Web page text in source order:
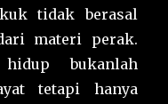
tidak berasal
materi perak.
bukanlah
tetapi hanya